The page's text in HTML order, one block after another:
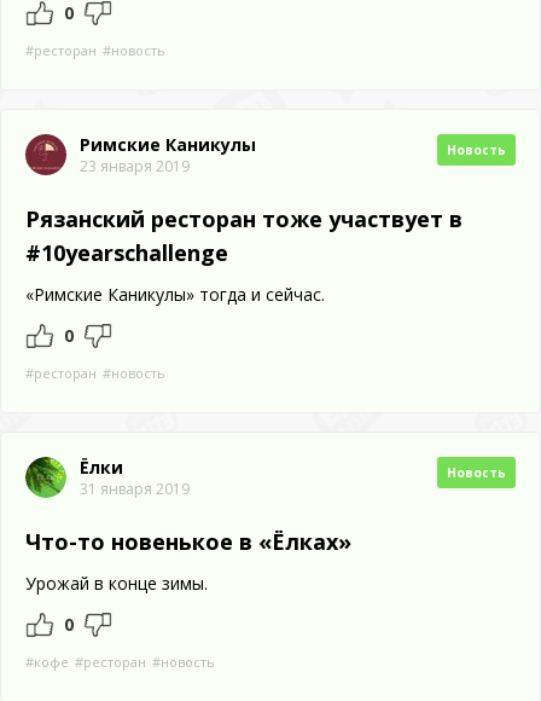
0
#ресторан #новость
Римские Каникулы
23 января 2019
Новость
Рязанский ресторан тоже участвует в
#10yearschallenge
«Римские Каникулы» тогда и сейчас.
0
#ресторан #новость
Ёлки
31 января 2019
Новость
Что-то новенькое в «Ёлках»
Урожай в конце зимы.
0
#кофе #ресторан #новость